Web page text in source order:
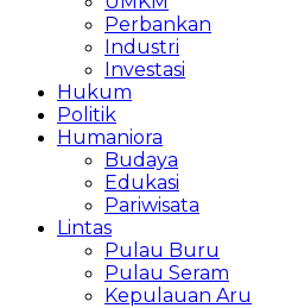
Perbankan
Industri
Investasi
Hukum
Politik
Humaniora
Budaya
Edukasi
Pariwisata
Lintas
Pulau Buru
Pulau Seram
Kepulauan Aru